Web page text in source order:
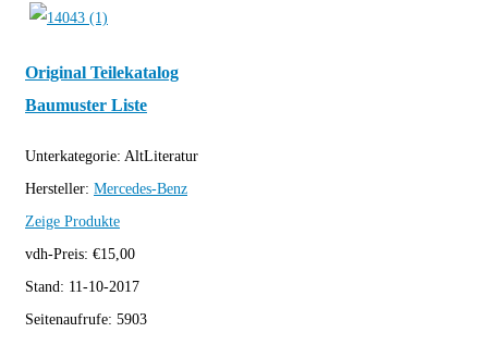
Original Teilekatalog
Baumuster Liste
Unterkategorie: AltLiteratur
Hersteller: Mercedes-Benz
Zeige Produkte
vdh-Preis: €15,00
Stand: 11-10-2017
Seitenaufrufe: 5903